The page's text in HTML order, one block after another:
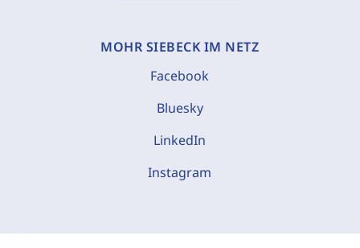
MOHR SIEBECK IM NETZ
Facebook
Bluesky
LinkedIn
Instagram